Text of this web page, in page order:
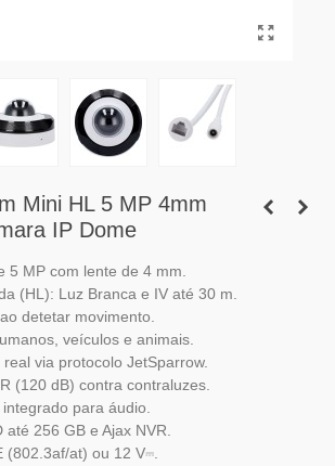
Mini HL 5 MP 4mm
IP Dome
5 MP com lente de 4 mm.
(HL): Luz Branca e IV até 30 m.
detetar movimento.
veículos e animais.
via protocolo JetSparrow.
(120 dB) contra contraluzes.
para áudio.
256 GB e Ajax NVR.
(802.3af/at) ou 12 V⎓.